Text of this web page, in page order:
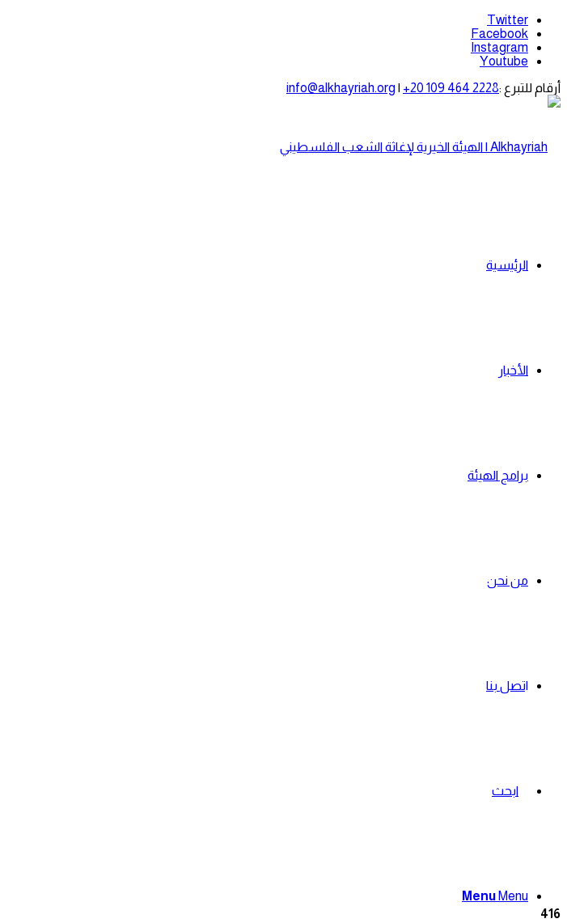
Twitter
Facebook
Instagram
Youtube
أرقام للتبرع :+20 109 464 2228
|
info@alkhayriah.org
الرئيسية
الأخبار
برامج الهيئة
من نحن
اتصل بنا
ابحث
Menu Menu
هيئة رائدة في خدمة
المجتمع
416